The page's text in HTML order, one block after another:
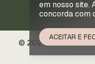
em nosso site.
concorda com
ACEITAR E
© 2026 . Prof. Ld. Dr.